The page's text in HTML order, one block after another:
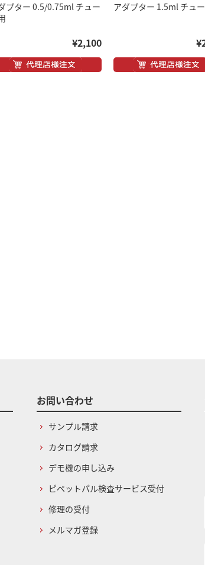
プター 0.5/0.75ml チュー
¥2,100
アダプター 1.5ml チュ
お問い合わせ
サンプル請求
カタログ請求
デモ機の申し込み
ピペットパル検査サービス受付
修理の受付
メルマガ登録